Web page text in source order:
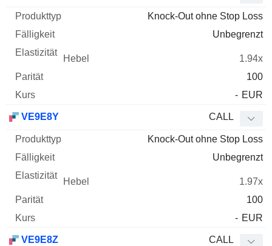
Knock-Out ohne Stop Loss
Unbegrenzt
1.94x
100
- EUR
VE9E8Y CALL
Knock-Out ohne Stop Loss
Unbegrenzt
1.97x
100
- EUR
VE9E8Z CALL